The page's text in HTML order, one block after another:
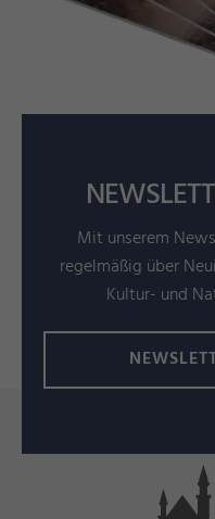
Mit unserem
regelmäßig über
Kultur- und